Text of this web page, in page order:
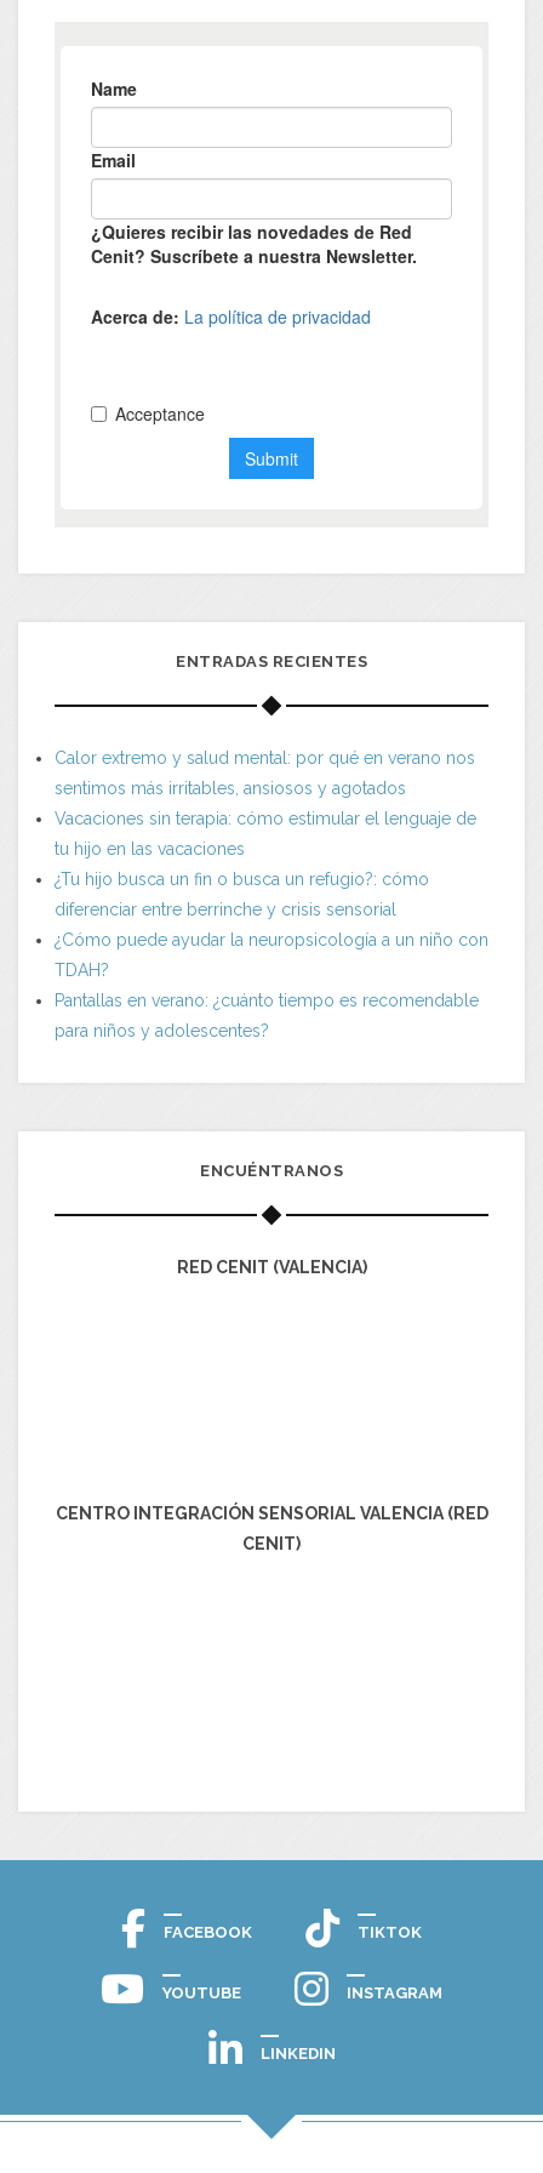
ENTRADAS RECIENTES
Calor extremo y salud mental: por qué en verano nos
sentimos más irritables, ansiosos y agotados
Vacaciones sin terapia: cómo estimular el lenguaje de
tu hijo en las vacaciones
¿Tu hijo busca un fin o busca un refugio?: cómo
diferenciar entre berrinche y crisis sensorial
¿Cómo puede ayudar la neuropsicología a un niño con
TDAH?
Pantallas en verano: ¿cuánto tiempo es recomendable
para niños y adolescentes?
ENCUÉNTRANOS
RED CENIT (VALENCIA)
CENTRO INTEGRACIÓN SENSORIAL VALENCIA (RED
CENIT)
FACEBOOK TIKTOK
YOUTUBE INSTAGRAM
LINKEDIN